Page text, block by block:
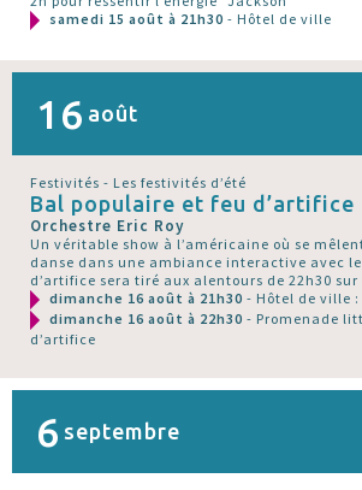
samedi 15 août à 21h30 - Hôtel de ville
16 août
Festivités - Les festivités d’été
Bal populaire et feu d’artifice
Orchestre Eric Roy
Un véritable show à l’américaine où se
danse dans une ambiance interactive avec
d’artifice sera tiré aux alentours de 22h30
dimanche 16 août à 21h30 - Hôtel de ville :
dimanche 16 août à 22h30 - Promenade
d’artifice
6 septembre